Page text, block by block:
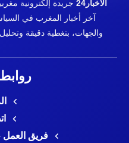
الأخبار24
جريدة إلكترونية
آخر أخبار المغرب في
والجهات، بتغطية دقيقة
فريق العمل –